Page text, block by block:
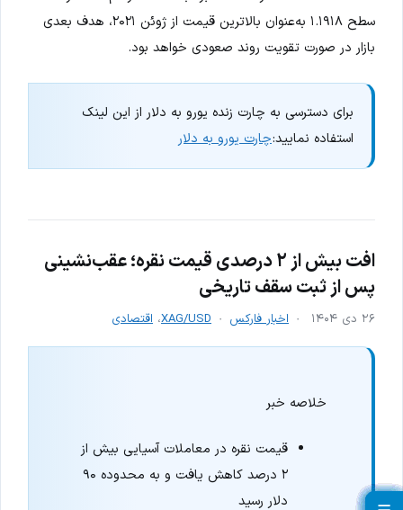
سطح ۱.۱۹۱۸ به‌عنوان بالاترین قیمت از ژوئن ۲۰۲۱، هدف بعدی
بازار در صورت تقویت روند صعودی خواهد بود.
برای دسترسی به چارت زنده یورو به دلار از این لینک
استفاده نمایید:چارت یورو به دلار
افت بیش از ۲ درصدی قیمت نقره؛ عقب‌نشینی
پس از ثبت سقف تاریخی
۲۶ دی ۱۴۰۴ اخبار فارکس XAG/USD، اقتصادی
خلاصه خبر
قیمت نقره در معاملات آسیایی بیش از
۲ درصد کاهش یافت و به محدوده ۹۰
دلار رسید